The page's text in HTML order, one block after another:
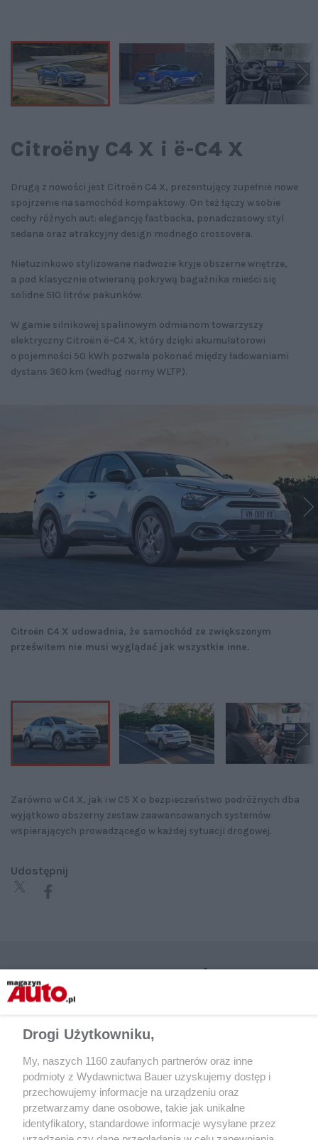
Citroëny C4 X i ë-C4 X
Drugą z nowości jest Citroën C4 X, prezentujący zupełnie nowe
spojrzenie na samochód kompaktowy. On też łączy w sobie
cechy różnych aut: elegancję fastbacka, ponadczasowy styl
sedana oraz atrakcyjny design modnego crossovera.
Nietuzinkowo stylizowane nadwozie kryje obszerne wnętrze,
a pod klasycznie otwieraną pokrywą bagażnika mieści się
solidne 510 litrów pakunków.
W gamie silnikowej spalinowym odmianom towarzyszy
elektryczny Citroën ë-C4 X, który dzięki akumulatorowi
o pojemności 50 kWh pozwala pokonać między ładowaniami
dystans 360 km (według normy WLTP).
Citroën C4 X udowadnia, że samochód ze zwiększonym
prześwitem nie musi wyglądać jak wszystkie inne.
Zarówno w C4 X, jak i w C5 X o bezpieczeństwo podróżnych dba
wyjątkowo obszerny zestaw zaawansowanych systemów
wspierających prowadzącego w każdej sytuacji drogowej.
Udostępnij
Drogi Użytkowniku,
My, naszych 1160 zaufanych partnerów oraz inne
podmioty z Wydawnictwa Bauer uzyskujemy dostęp i
przechowujemy informacje na urządzeniu oraz
przetwarzamy dane osobowe, takie jak unikalne
identyfikatory, standardowe informacje wysyłane przez